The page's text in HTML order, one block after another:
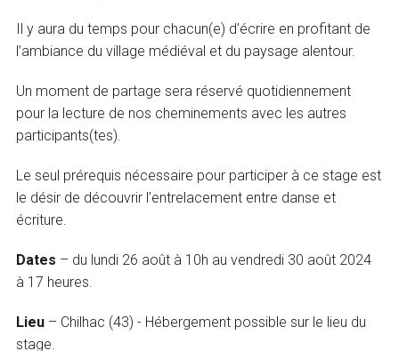
Il y aura du temps pour chacun(e) d’écrire en profitant de
l’ambiance du village médiéval et du paysage alentour.
Un moment de partage sera réservé quotidiennement
pour la lecture de nos cheminements avec les autres
participants(tes).
Le seul prérequis nécessaire pour participer à ce stage est
le désir de découvrir l’entrelacement entre danse et
écriture.
Dates – du lundi 26 août à 10h au vendredi 30 août 2024
à 17 heures.
Lieu – Chilhac (43) - Hébergement possible sur le lieu du
stage.